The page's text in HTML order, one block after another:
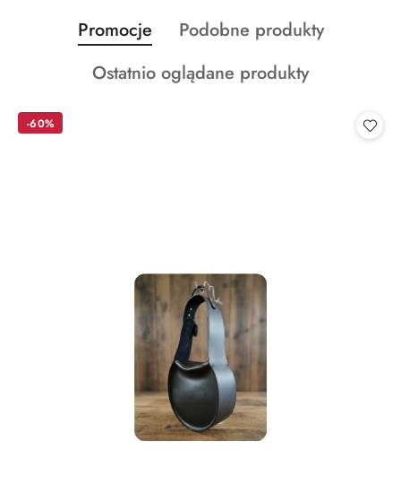
Pomiń karuzelę produktów
Produkty
o
statusie:
Promocje
Produkty
statusie:
Podobne produkty
Produkty
Ostatnio oglądane produkty
-60%